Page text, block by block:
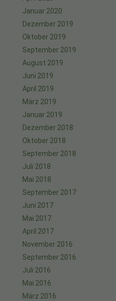
Januar 2020
Dezember 2019
Oktober 2019
September 2019
August 2019
Juni 2019
April 2019
März 2019
Januar 2019
Dezember 2018
Oktober 2018
September 2018
Juli 2018
Mai 2018
September 2017
Juni 2017
Mai 2017
April 2017
November 2016
September 2016
Juli 2016
Mai 2016
März 2016